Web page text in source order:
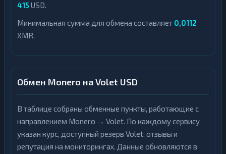
415 USD.
Минимальная сумма для обмена составляет 0,0112
XMR.
Обмен Monero на Volet USD
В таблице собраны обменные пункты, работающие с
направлением Monero → Volet. По каждому сервису
указан курс, доступный резерв Volet, отзывы и
репутация на мониторингах. Данные обновляются в